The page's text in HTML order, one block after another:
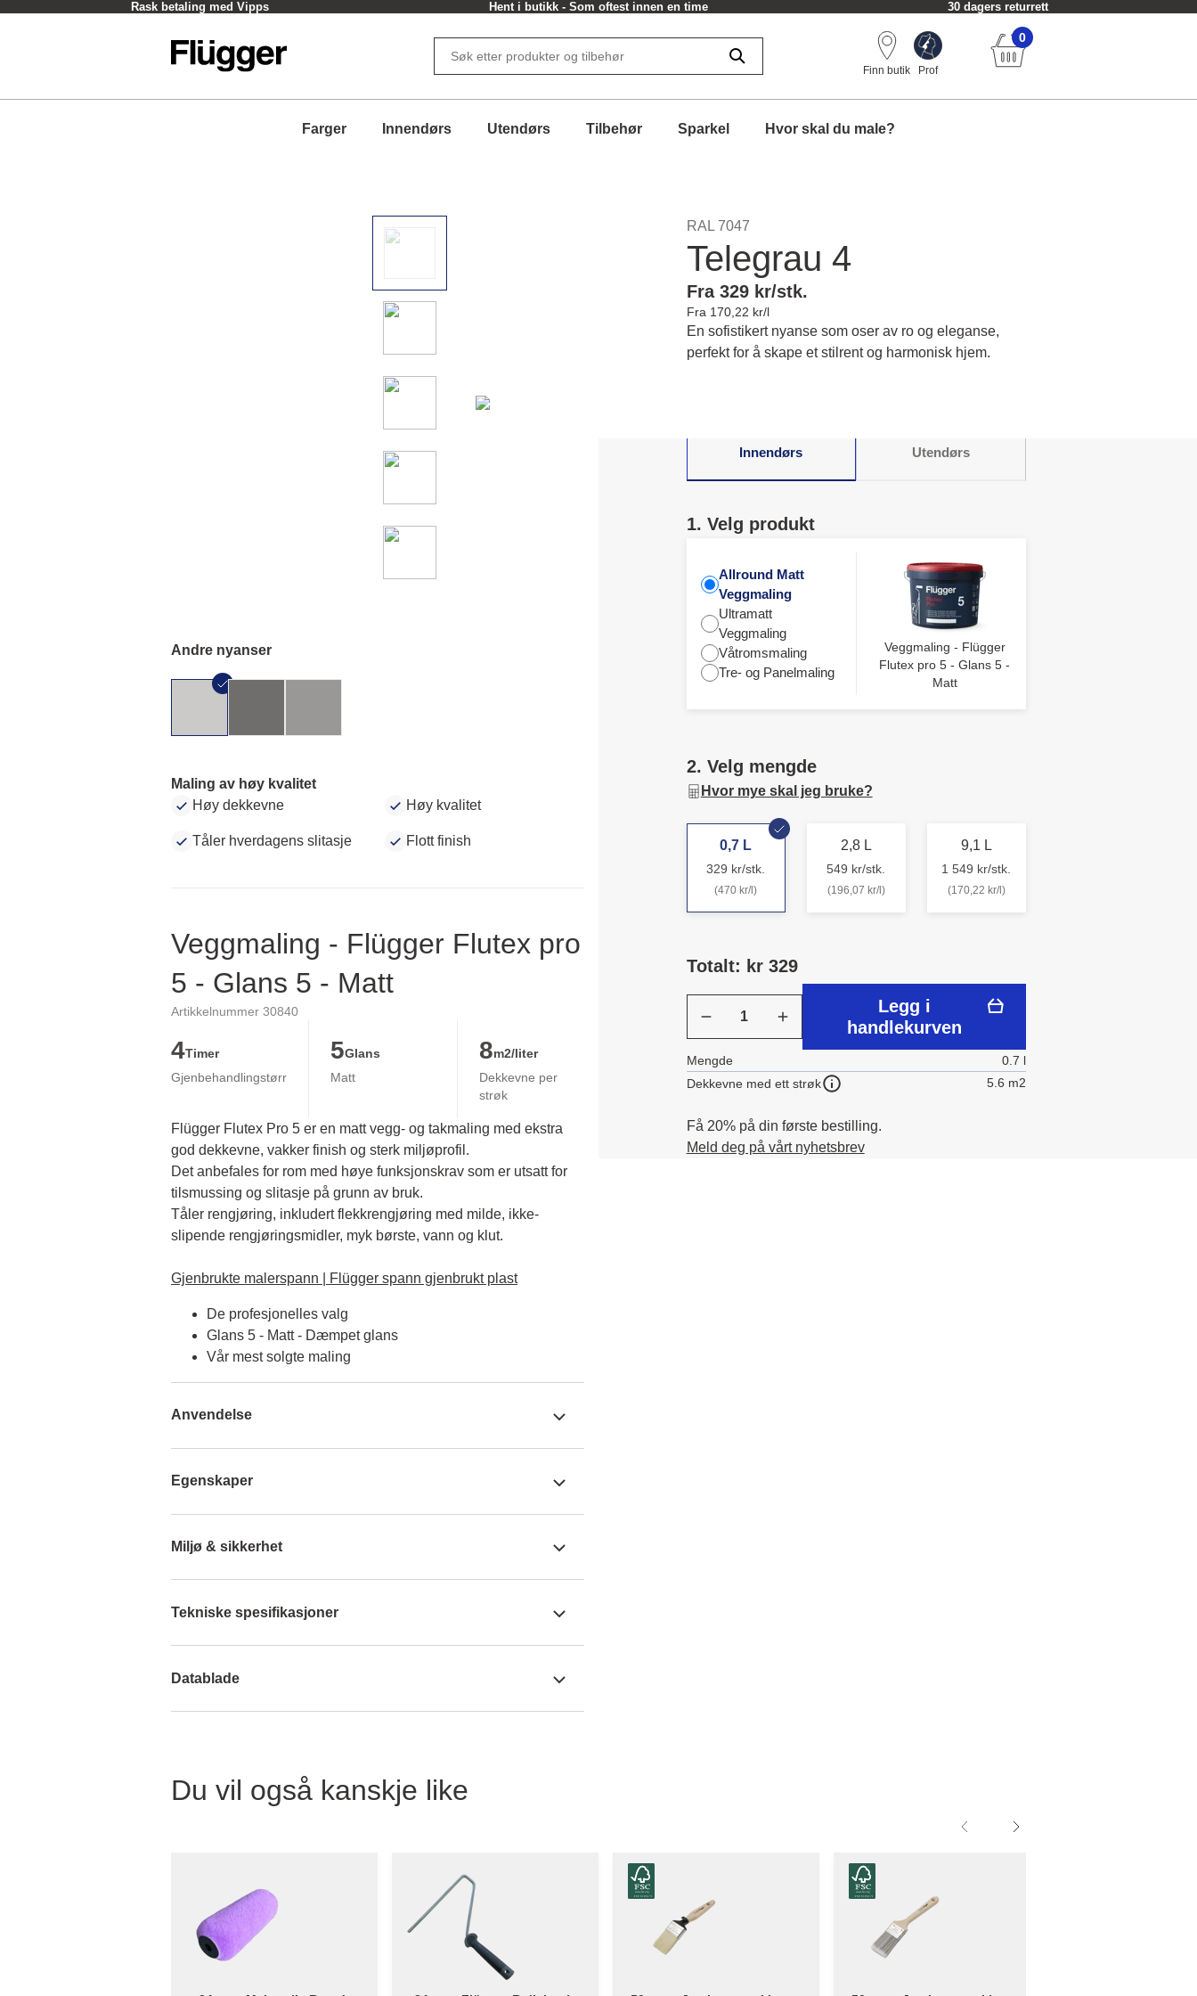
Rask betaling med Vipps Hent i butikk - Som oftest innen en time 30 dagers returrett
Finn butik Prof
0
Farger Innendørs Utendørs Tilbehør Sparkel Hvor skal du male?
Andre nyanser
Maling av høy kvalitet
Høy dekkevne
Høy kvalitet
Tåler hverdagens slitasje Flott finish
Veggmaling - Flügger Flutex pro
5 - Glans 5 - Matt
Artikkelnummer 30840
4Timer
Gjenbehandlingstørr
5Glans
Matt
8m2/liter
Dekkevne per
strøk
Flügger Flutex Pro 5 er en matt vegg- og takmaling med ekstra
god dekkevne, vakker finish og sterk miljøprofil.
Det anbefales for rom med høye funksjonskrav som er utsatt for
tilsmussing og slitasje på grunn av bruk.
Tåler rengjøring, inkludert flekkrengjøring med milde, ikke-
slipende rengjøringsmidler, myk børste, vann og klut.
Gjenbrukte malerspann | Flügger spann gjenbrukt plast
De profesjonelles valg
Glans 5 - Matt - Dæmpet glans
Vår mest solgte maling
Anvendelse
Egenskaper
Miljø & sikkerhet
Tekniske spesifikasjoner
Datablade
RAL 7047
Telegrau 4
Fra 329 kr/stk.
Fra 170,22 kr/l
En sofistikert nyanse som oser av ro og eleganse,
perfekt for å skape et stilrent og harmonisk hjem.
Innendørs Utendørs
1. Velg produkt
Allround Matt
Veggmaling
Ultramatt
Veggmaling
Våtromsmaling
Tre- og Panelmaling
Veggmaling - Flügger
Flutex pro 5 - Glans 5 -
Matt
2. Velg mengde
Hvor mye skal jeg bruke?
0,7 L
329 kr/stk.
(470 kr/l)
2,8 L
549 kr/stk.
(196,07 kr/l)
9,1 L
1 549 kr/stk.
(170,22 kr/l)
Totalt: kr 329
Legg i
handlekurven
Mengde
0.7 l
Dekkevne med ett strøk
5.6 m2
Få 20% på din første bestilling.
Meld deg på vårt nyhetsbrev
Du vil også kanskje like